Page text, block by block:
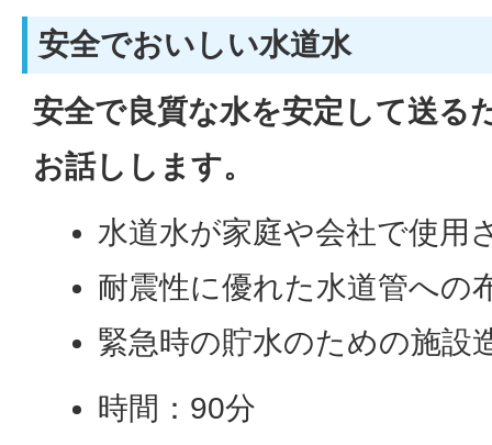
安全でおいしい水道水
安全で良質な水を安定して送る
お話しします。
水道水が家庭や会社で使用
耐震性に優れた水道管への
緊急時の貯水のための施設
時間：90分